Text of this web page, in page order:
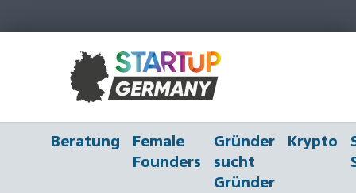
Beratung
Female
Founders
Gründer
sucht
Gründer
Krypto